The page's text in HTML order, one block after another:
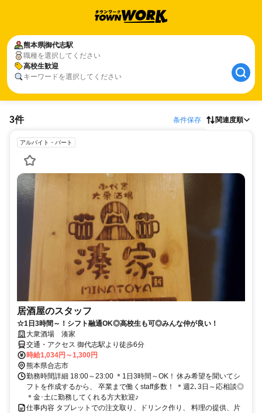
熊本県御代志駅
職種を選択してください
高校生歓迎
キーワードを選択してください
3件 条件保存 関連度順
アルバイト・パート
居酒屋のスタッフ
☆1日3時間～！シフト融通OK◎高校生も可◎みんな仲が良い！
大衆酒場 湊家
交通・アクセス 御代志駅より徒歩6分
時給1,034円～1,300円
熊本県合志市
勤務時間詳細 18:00～23:00 ＊1日3時間～OK！ 休み希望を聞いてシ
フトを作成するから、 卒業まで働くstaff多数！ ＊週2､3日～応相談◎
＊金･土に勤務してくれる方大歓迎♪
仕事内容 タブレットでの注文取り、ドリンク作り、 料理の提供、片